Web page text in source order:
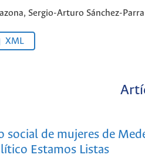
Sergio-Arturo Sánchez-Parra
XML
social de mujeres de
Estamos Listas